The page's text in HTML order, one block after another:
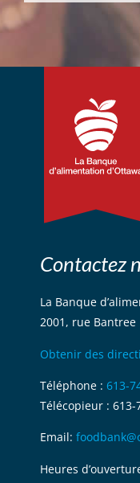
Contactez
La Banque
2001, rue
Obtenir des
Téléphone : 613-
Télécopieur : 613-
Email:
Heures